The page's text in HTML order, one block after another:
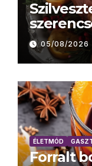
05/08/2026
ÉLETMÓD
Forralt